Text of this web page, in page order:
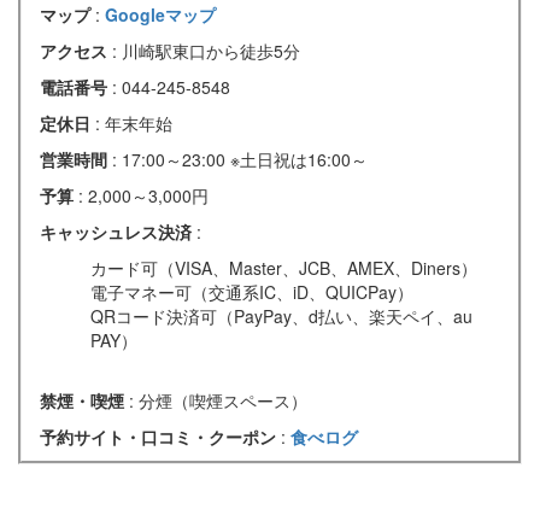
マップ : Googleマップ
アクセス : 川崎駅東口から徒歩5分
電話番号 : 044-245-8548
定休日 : 年末年始
営業時間 : 17:00～23:00 ※土日祝は16:00～
予算 : 2,000～3,000円
キャッシュレス決済 :
カード可（VISA、Master、JCB、AMEX、Diners）
電子マネー可（交通系IC、iD、QUICPay）
QRコード決済可（PayPay、d払い、楽天ペイ、au
PAY）
禁煙・喫煙 : 分煙（喫煙スペース）
予約サイト・口コミ・クーポン : 食べログ